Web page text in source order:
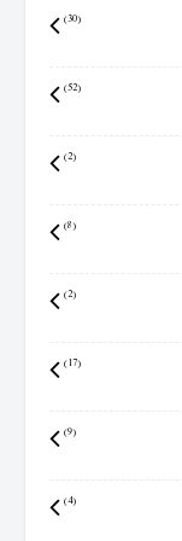
(30)
(52)
(2)
(8)
(2)
(17)
(9)
(4)